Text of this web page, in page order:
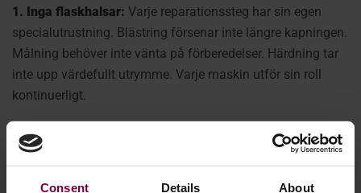
Consent Details About
1. Inga flaskhalsar: Varje reparationssteg har sin egen
specialutrustning. Blästring försenar inte längre kapningen.
Målning behöver inte vänta på förberedelser. Härdning tar
inte upp värdefullt utrymme. Varje maskin utför sin roll
kontinuerligt.
2. Högre arbetseffektivitet:
Operatörerna behöver inte
längre stå sysslolösa medan en maskin körs. Medan WR-